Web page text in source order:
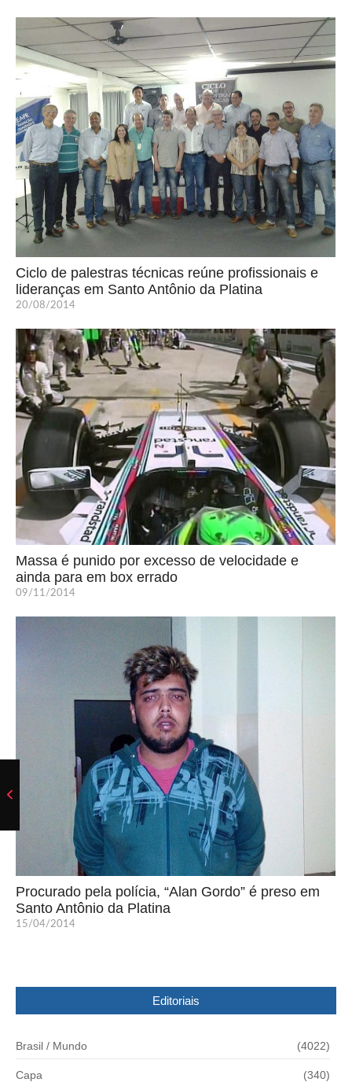
Ciclo de palestras técnicas reúne profissionais e
lideranças em Santo Antônio da Platina
20/08/2014
Massa é punido por excesso de velocidade e
ainda para em box errado
09/11/2014
Procurado pela polícia, “Alan Gordo” é preso em
Santo Antônio da Platina
15/04/2014
Editoriais
Brasil / Mundo (4022)
Capa (340)